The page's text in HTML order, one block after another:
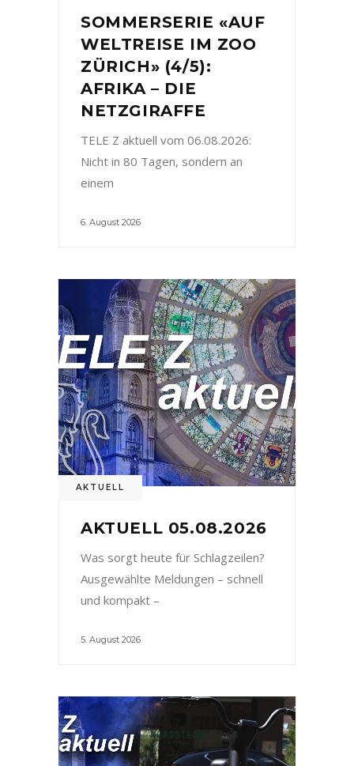
SOMMERSERIE «AUF
WELTREISE IM ZOO
ZÜRICH» (4/5):
AFRIKA – DIE
NETZGIRAFFE
TELE Z aktuell vom 06.08.2026:
Nicht in 80 Tagen, sondern an
einem
6. August 2026
AKTUELL
AKTUELL 05.08.2026
Was sorgt heute für Schlagzeilen?
Ausgewählte Meldungen – schnell
und kompakt –
5. August 2026